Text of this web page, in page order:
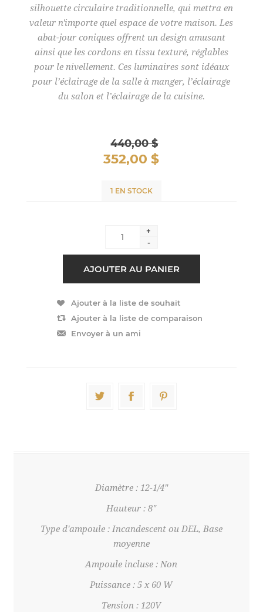
silhouette circulaire traditionnelle, qui mettra en
valeur n'importe quel espace de votre maison. Les
abat-jour coniques offrent un design amusant
ainsi que les cordons en tissu texturé, réglables
pour le nivellement. Ces luminaires sont idéaux
pour l’éclairage de la salle à manger, l’éclairage
du salon et l’éclairage de la cuisine.
440,00 $
352,00 $
1 EN STOCK
+
-
Diamètre : 12-1/4"
Hauteur : 8"
Type d'ampoule : Incandescent ou DEL, Base
moyenne
Ampoule incluse : Non
Puissance : 5 x 60 W
Tension : 120V